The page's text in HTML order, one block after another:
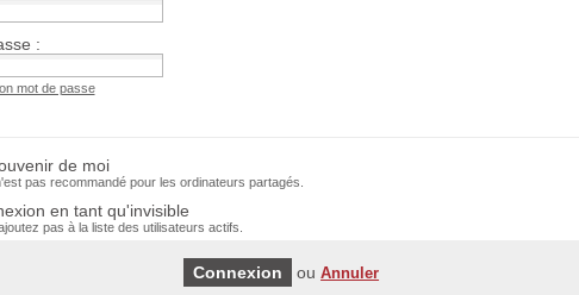
:
mot de passe
de moi
pas recommandé pour les ordinateurs partagés.
en tant qu'invisible
pas à la liste des utilisateurs actifs.
ouAnnuler